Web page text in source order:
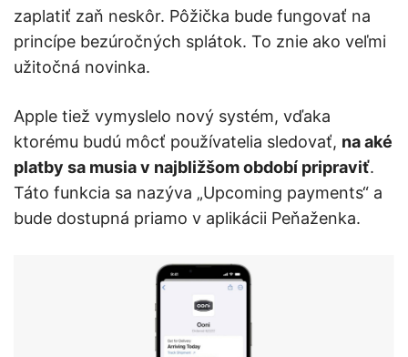
zaplatiť zaň neskôr. Pôžička bude fungovať na
princípe bezúročných splátok. To znie ako veľmi
užitočná novinka.
Apple tiež vymyslelo nový systém, vďaka
ktorému budú môcť používatelia sledovať, na aké
platby sa musia v najbližšom období pripraviť.
Táto funkcia sa nazýva „Upcoming payments“ a
bude dostupná priamo v aplikácii Peňaženka.